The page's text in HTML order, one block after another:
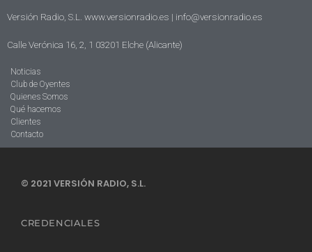
Versión Radio, S.L. www.versionradio.es | info@versionradio.es
Calle Verónica 16, 2, 1 03201 Elche (Alicante)
Noticias
Club de Oyentes
Quienes Somos
Qué hacemos
Clientes
Contacto
© 2021 VERSIÓN RADIO, S.L.
CREDENCIALES